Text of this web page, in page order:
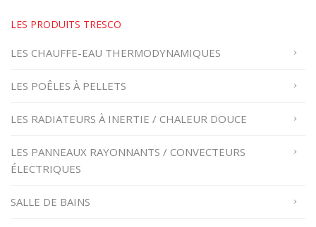
LES PRODUITS TRESCO
LES CHAUFFE-EAU THERMODYNAMIQUES
LES POÊLES À PELLETS
LES RADIATEURS À INERTIE / CHALEUR DOUCE
LES PANNEAUX RAYONNANTS / CONVECTEURS
ÉLECTRIQUES
SALLE DE BAINS